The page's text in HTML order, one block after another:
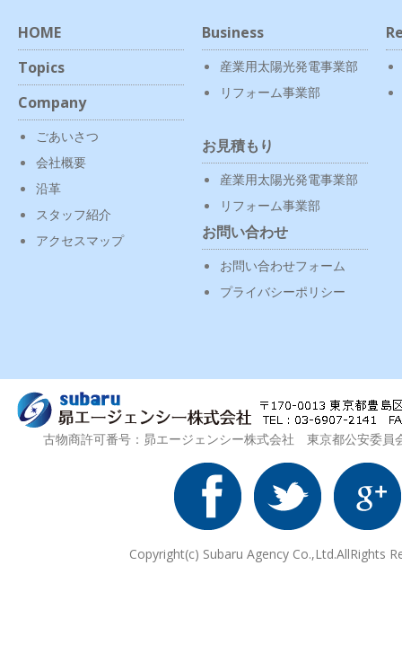
HOME
Topics
Company
ごあいさつ
会社概要
沿革
スタッフ紹介
アクセスマップ
Business
産業用太陽光発電事業部
リフォーム事業部
お見積もり
産業用太陽光発電事業部
リフォーム事業部
お問い合わせ
お問い合わせフォーム
プライバシーポリシー
古物商許可番号：昴エージェンシー株式会社 東京都公安委
Copyright(c) Subaru Agency Co.,Ltd.AllRights